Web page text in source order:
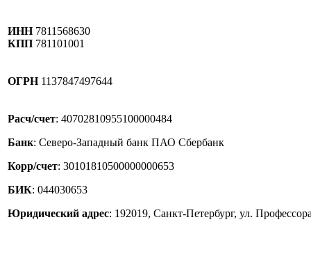
ИНН7811568630
КПП 781101001
ОГРН1137847497644
Расч/счет: 40702810955100000484
Банк: Северо-Западный банк ПАО Сбербанк
Корр/счет: 30101810500000000653
БИК: 044030653
Юридический адрес: 192019, Санкт-Петербург, ул.